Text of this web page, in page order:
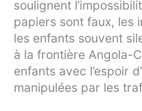
soulignent
papiers sont faux, les
les enfants souvent
à la frontière Angola-
enfants avec l’espoir
manipulées par les